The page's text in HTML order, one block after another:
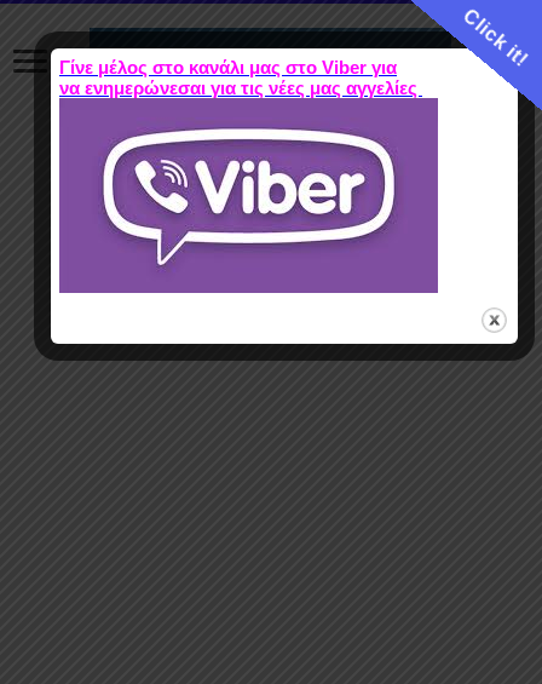
Click it!
Γίνε μέλος στο κανάλι μας στο Viber για
να ενημερώνεσαι για τις νέες μας αγγελίες